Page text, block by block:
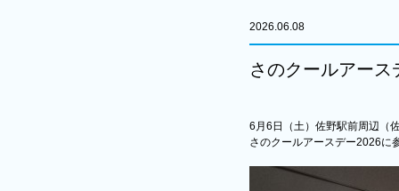
2026.06.08
さのクールアー
6月6日（土）佐野駅前周辺（
さのクールアースデー2026に